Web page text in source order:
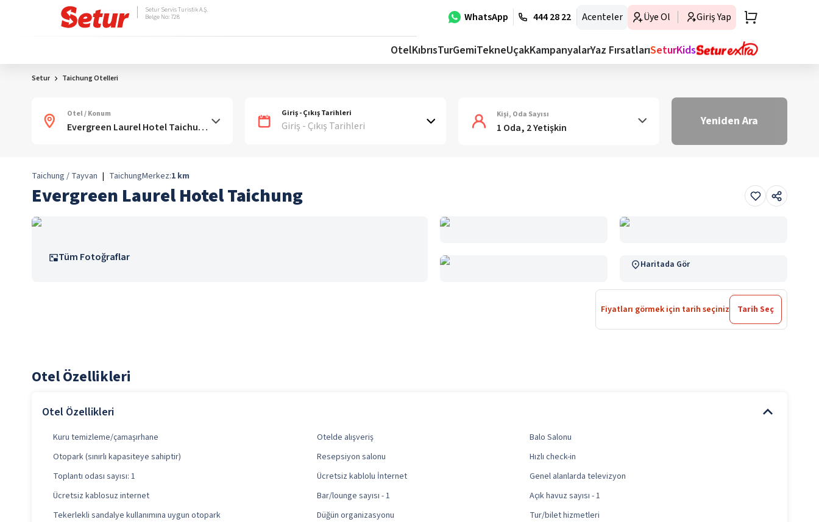
WhatsApp 444 28 22 Acenteler Üye Ol Giriş Yap
Setur Servis Turistik A.Ş.
Belge No: 728
OtelKıbrısTurGemiTekneUçakKampanyalarYaz FırsatlarıSeturKids
Setur Taichung Otelleri
Otel / Konum Giriş - Çıkış Tarihleri
Giriş - Çıkış Tarihleri
Kişi, Oda Sayısı
1 Oda, 2 Yetişkin Yeniden Ara
Taichung / Tayvan | TaichungMerkez:1 km
Evergreen Laurel Hotel Taichung
Tüm Fotoğraflar
Haritada Gör
Fiyatları görmek için tarih seçiniz Tarih Seç
Otel Özellikleri
Otel Özellikleri
Kuru temizleme/çamaşırhane Otelde alışveriş
Balo Salonu
Otopark (sınırlı kapasiteye sahiptir)
Resepsiyon salonu
Hızlı check-in
Toplantı odası sayısı: 1
Ücretsiz kablolu İnternet
Genel alanlarda televizyon
Ücretsiz kablosuz internet
Bar/lounge sayısı - 1
Açık havuz sayısı - 1
Tekerlekli sandalye kullanımına uygun otopark
Düğün organizasyonu
Tur/bilet hizmetleri